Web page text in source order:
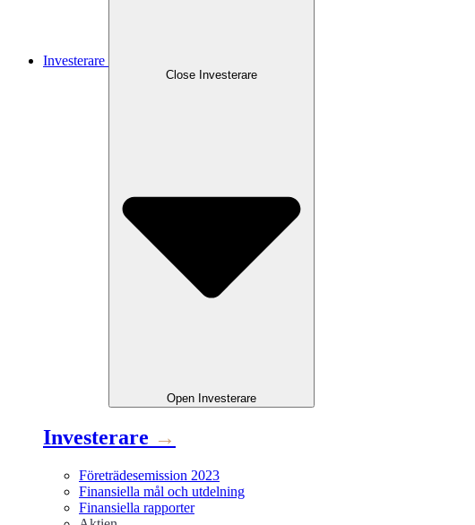
Investerare
Close Investerare
Open Investerare
Investerare →
Företrädesemission 2023
Finansiella mål och utdelning
Finansiella rapporter